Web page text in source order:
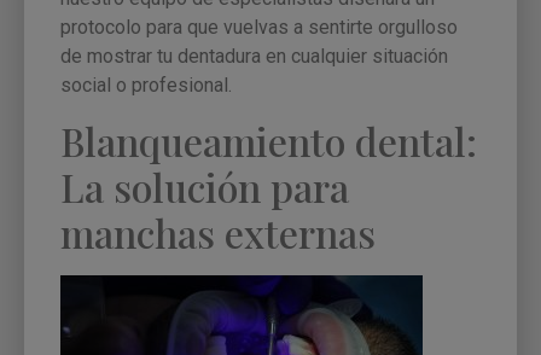
protocolo para que vuelvas a sentirte orgulloso
de mostrar tu dentadura en cualquier situación
social o profesional.
Blanqueamiento dental:
La solución para
manchas externas